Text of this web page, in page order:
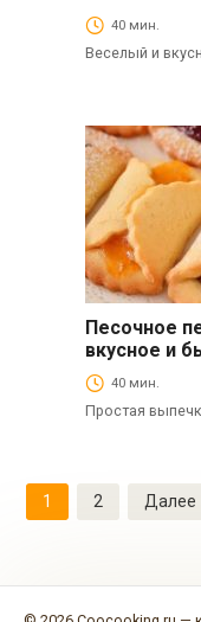
40 мин.
Веселый и
Песочное
вкусное и
40 мин.
Простая
Пагинация
записей
1 2 Далее